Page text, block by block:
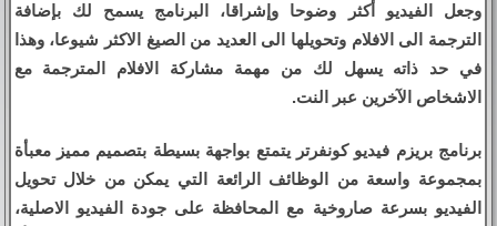
وجعل الفيديو أكثر وضوحا وإشراقا، البرنامج يسمح لك بإضافة
الترجمة الى الافلام وتحويلها الى العديد من الصيغ الاكثر شيوعا، وهذا
في حد ذاته يسهل لك من مهمة مشاركة الافلام المترجمة مع
الاشخاص الآخرين عبر النت.
برنامج بريزم فيديو كونفرتر يتمتع بواجهة بسيطة بتصميم مميز معبأة
بمجموعة واسعة من الوظائف الرائعة التي يمكن من خلال تحويل
الفيديو بسرعة صاروخية مع المحافظة على جودة الفيديو الاصلية،